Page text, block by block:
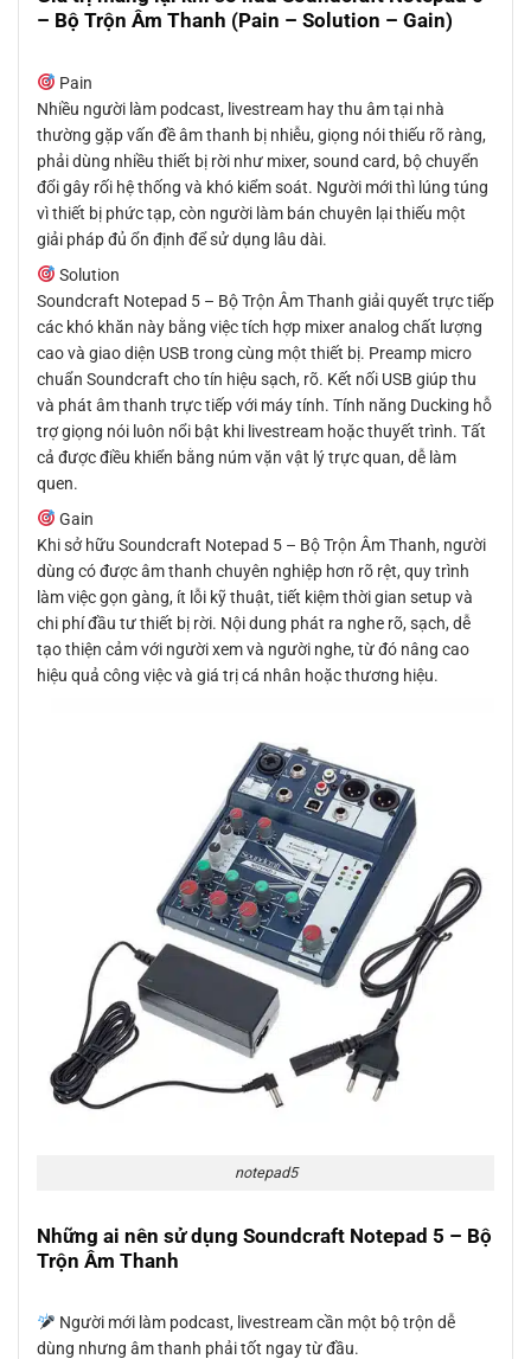
– Bộ Trộn Âm Thanh (Pain – Solution – Gain)
Pain
Nhiều người làm podcast, livestream hay thu âm tại nhà
thường gặp vấn đề âm thanh bị nhiễu, giọng nói thiếu rõ ràng,
phải dùng nhiều thiết bị rời như mixer, sound card, bộ chuyển
đổi gây rối hệ thống và khó kiểm soát. Người mới thì lúng túng
vì thiết bị phức tạp, còn người làm bán chuyên lại thiếu một
giải pháp đủ ổn định để sử dụng lâu dài.
Solution
Soundcraft Notepad 5 – Bộ Trộn Âm Thanh giải quyết trực tiếp
các khó khăn này bằng việc tích hợp mixer analog chất lượng
cao và giao diện USB trong cùng một thiết bị. Preamp micro
chuẩn Soundcraft cho tín hiệu sạch, rõ. Kết nối USB giúp thu
và phát âm thanh trực tiếp với máy tính. Tính năng Ducking hỗ
trợ giọng nói luôn nổi bật khi livestream hoặc thuyết trình. Tất
cả được điều khiển bằng núm vặn vật lý trực quan, dễ làm
quen.
Gain
Khi sở hữu Soundcraft Notepad 5 – Bộ Trộn Âm Thanh, người
dùng có được âm thanh chuyên nghiệp hơn rõ rệt, quy trình
làm việc gọn gàng, ít lỗi kỹ thuật, tiết kiệm thời gian setup và
chi phí đầu tư thiết bị rời. Nội dung phát ra nghe rõ, sạch, dễ
tạo thiện cảm với người xem và người nghe, từ đó nâng cao
hiệu quả công việc và giá trị cá nhân hoặc thương hiệu.
notepad5
Những ai nên sử dụng Soundcraft Notepad 5 – Bộ
Trộn Âm Thanh
Người mới làm podcast, livestream cần một bộ trộn dễ
dùng nhưng âm thanh phải tốt ngay từ đầu.